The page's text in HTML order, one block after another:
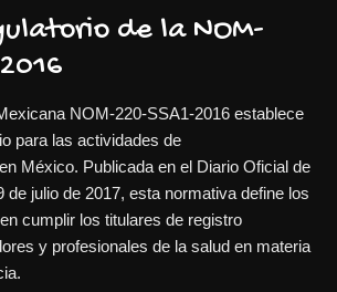
de la NOM-
NOM-220-SSA1-2016 establece
para las actividades de
México. Publicada en el Diario Oficial de
de julio de 2017, esta normativa define los
cumplir los titulares de registro
y profesionales de la salud en materia